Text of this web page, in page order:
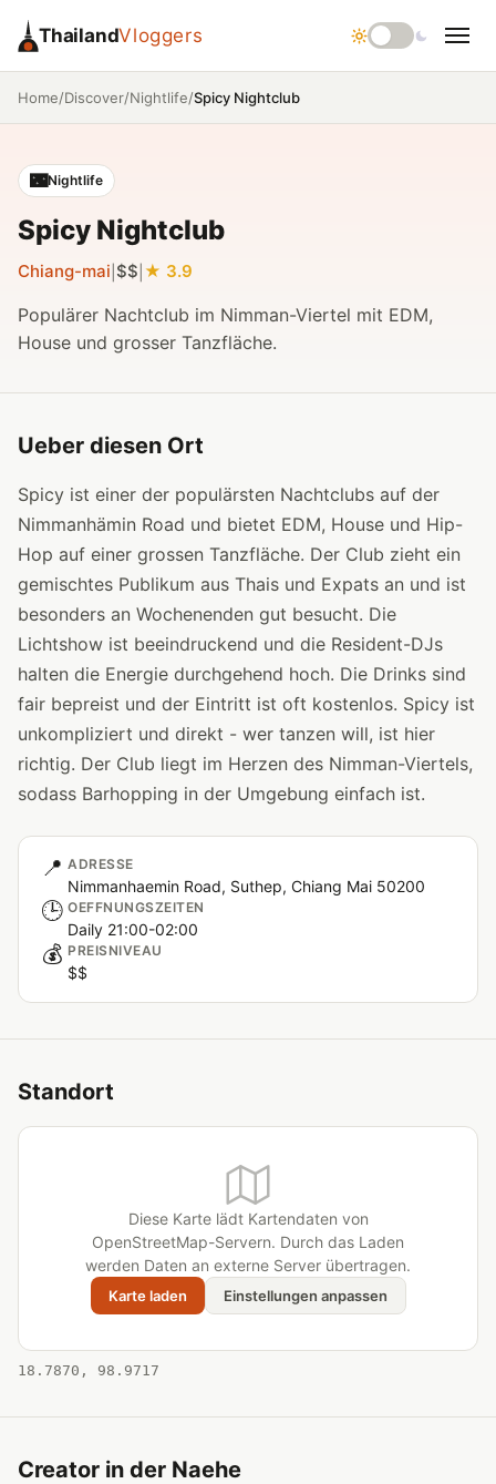
ThailandVloggers
Home/Discover/Nightlife/Spicy Nightclub
🌃Nightlife
Spicy Nightclub
Chiang-mai $$ 3.9
Populärer Nachtclub im Nimman-Viertel mit EDM,
House und grosser Tanzfläche.
Ueber diesen Ort
Spicy ist einer der populärsten Nachtclubs auf der
Nimmanhämin Road und bietet EDM, House und Hip-
Hop auf einer grossen Tanzfläche. Der Club zieht ein
gemischtes Publikum aus Thais und Expats an und ist
besonders an Wochenenden gut besucht. Die
Lichtshow ist beeindruckend und die Resident-DJs
halten die Energie durchgehend hoch. Die Drinks sind
fair bepreist und der Eintritt ist oft kostenlos. Spicy ist
unkompliziert und direkt - wer tanzen will, ist hier
richtig. Der Club liegt im Herzen des Nimman-Viertels,
sodass Barhopping in der Umgebung einfach ist.
📍 ADRESSE
Nimmanhaemin Road, Suthep, Chiang Mai 50200
🕒 OEFFNUNGSZEITEN
Daily 21:00-02:00
💰 PREISNIVEAU
$$
Standort
Diese Karte lädt Kartendaten von
OpenStreetMap-Servern. Durch das Laden
werden Daten an externe Server übertragen.
Karte laden Einstellungen anpassen
18.7870, 98.9717
Creator in der Naehe